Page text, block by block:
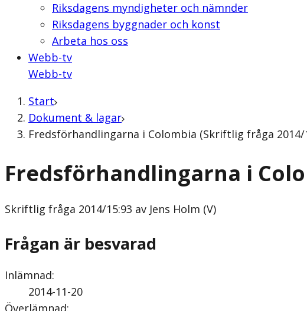
Riksdagens myndigheter och nämnder
Riksdagens byggnader och konst
Arbeta hos oss
Webb-tv
Webb-tv
Start
Dokument & lagar
Fredsförhandlingarna i Colombia (Skriftlig fråga 2014/
Fredsförhandlingarna i
Skriftlig fråga 2014/15:93 av Jens Holm (V)
Frågan är besvarad
Inlämnad:
2014-11-20
Överlämnad: